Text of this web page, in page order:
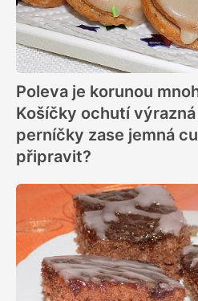
Poleva je korunou
Košíčky ochutí
perníčky zase jemná
připravit?